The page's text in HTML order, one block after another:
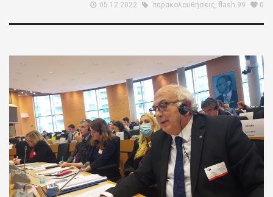
05.12.2022 ΄παρακολουθήσεις, flash 99 0